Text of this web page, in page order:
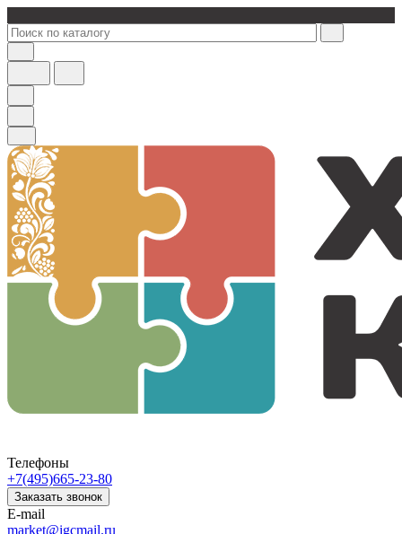
Телефоны
+7(495)665-23-80
Заказать звонок
E-mail
market@igcmail.ru